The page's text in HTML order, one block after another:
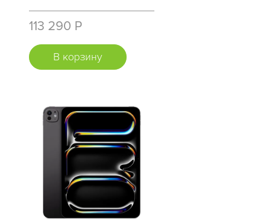
113 290 Р
В корзину